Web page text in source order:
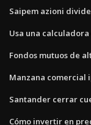
Saipem azioni
Usa una
Fondos mutuos de
Manzana comercial
Santander cerrar
Cómo invertir en